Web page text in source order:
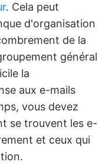
. Cela peut
d'organisation
de la
général
la
aux e-mails
vous devez
se trouvent les e-
et ceux qui